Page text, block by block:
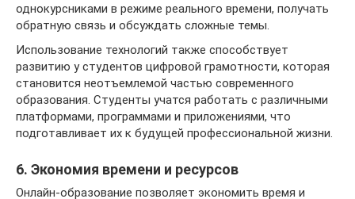
однокурсниками в режиме реального времени, получать
обратную связь и обсуждать сложные темы.
Использование технологий также способствует
развитию у студентов цифровой грамотности, которая
становится неотъемлемой частью современного
образования. Студенты учатся работать с различными
платформами, программами и приложениями, что
подготавливает их к будущей профессиональной жизни.
6. Экономия времени и ресурсов
Онлайн-образование позволяет экономить время и